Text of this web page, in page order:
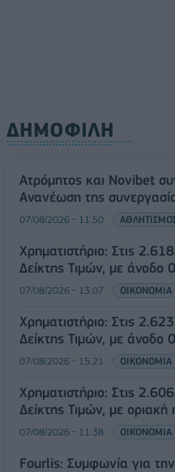
ΔΗΜΟΦΙΛΗ
Ατρόμητος και Novibet
Ανανέωση της
07/08/2026 - 11:50
Χρηματιστήριο: Στις
Δείκτης Τιμών, με άνοδο
07/08/2026 - 13:07 ΟΙΚΟΝΟΜΙΑ
Χρηματιστήριο: Στις
Δείκτης Τιμών, με άνοδο
07/08/2026 - 15:21 ΟΙΚΟΝΟΜΙΑ
Χρηματιστήριο: Στις
Δείκτης Τιμών, με
07/08/2026 - 11:38 ΟΙΚΟΝΟΜΙΑ
Fourlis: Συμφωνία για